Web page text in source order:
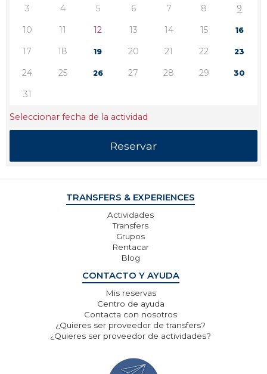
3
4 5 6 7 8
9
10
11 12 13 14 15 16
17 18 19 20 21 22 23
24 25 26 27 28 29 30
31
Seleccionar fecha de la actividad
TRANSFERS & EXPERIENCES
Actividades
Transfers
Grupos
Rentacar
Blog
CONTACTO Y AYUDA
Mis reservas
Centro de ayuda
Contacta con nosotros
¿Quieres ser proveedor de transfers?
¿Quieres ser proveedor de actividades?